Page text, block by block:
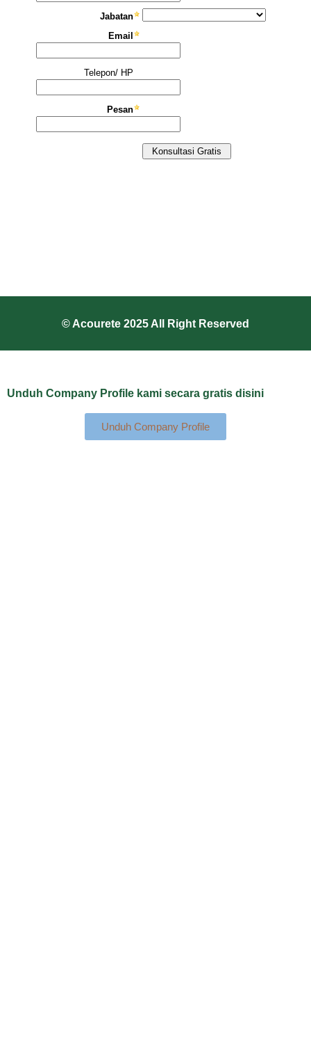
© Acourete 2025 All Right Reserved
Unduh Company Profile kami secara gratis disini
Unduh Company Profile